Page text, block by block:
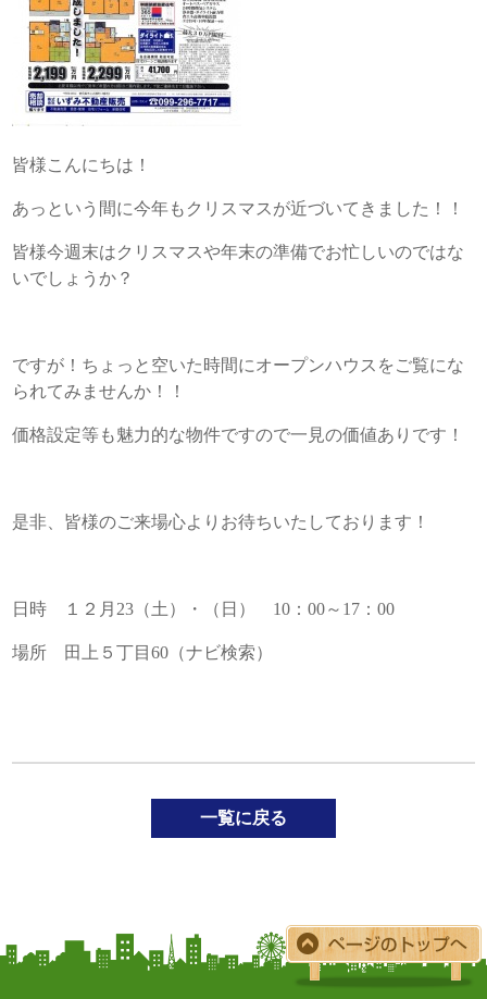
皆様こんにちは！
あっという間に今年もクリスマスが近づいてきました！！
皆様今週末はクリスマスや年末の準備でお忙しいのではな
いでしょうか？
ですが！ちょっと空いた時間にオープンハウスをご覧にな
られてみませんか！！
価格設定等も魅力的な物件ですので一見の価値ありです！
是非、皆様のご来場心よりお待ちいたしております！
日時 １２月23（土）・（日） 10：00～17：00
場所 田上５丁目60（ナビ検索）
一覧に戻る